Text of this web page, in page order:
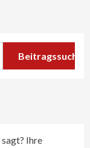
Beitragssuche
Ihre